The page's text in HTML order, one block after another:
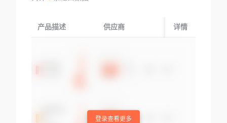
产品描述 供应商 起运国/地区
详情
登录查看更多